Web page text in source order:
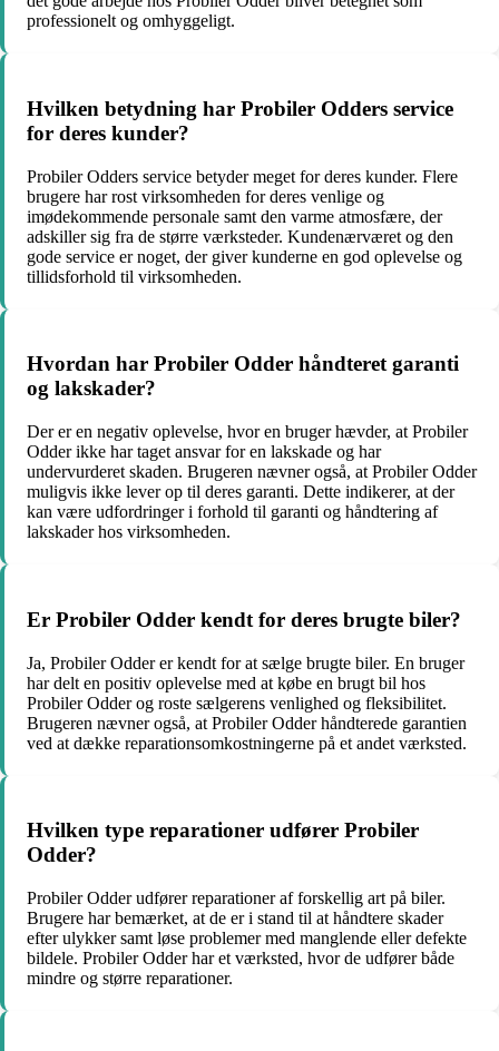
professionelt og omhyggeligt.
Hvilken betydning har Probiler Odders service
for deres kunder?
Probiler Odders service betyder meget for deres kunder. Flere
brugere har rost virksomheden for deres venlige og
imødekommende personale samt den varme atmosfære, der
adskiller sig fra de større værksteder. Kundenærværet og den
gode service er noget, der giver kunderne en god oplevelse og
tillidsforhold til virksomheden.
Hvordan har Probiler Odder håndteret garanti
og lakskader?
Der er en negativ oplevelse, hvor en bruger hævder, at Probiler
Odder ikke har taget ansvar for en lakskade og har
undervurderet skaden. Brugeren nævner også, at Probiler Odder
muligvis ikke lever op til deres garanti. Dette indikerer, at der
kan være udfordringer i forhold til garanti og håndtering af
lakskader hos virksomheden.
Er Probiler Odder kendt for deres brugte biler?
Ja, Probiler Odder er kendt for at sælge brugte biler. En bruger
har delt en positiv oplevelse med at købe en brugt bil hos
Probiler Odder og roste sælgerens venlighed og fleksibilitet.
Brugeren nævner også, at Probiler Odder håndterede garantien
ved at dække reparationsomkostningerne på et andet værksted.
Hvilken type reparationer udfører Probiler
Odder?
Probiler Odder udfører reparationer af forskellig art på biler.
Brugere har bemærket, at de er i stand til at håndtere skader
efter ulykker samt løse problemer med manglende eller defekte
bildele. Probiler Odder har et værksted, hvor de udfører både
mindre og større reparationer.